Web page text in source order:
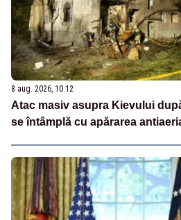
8 aug. 2026, 10:12
Atac masiv asupra Kievului
se întâmplă cu apărarea